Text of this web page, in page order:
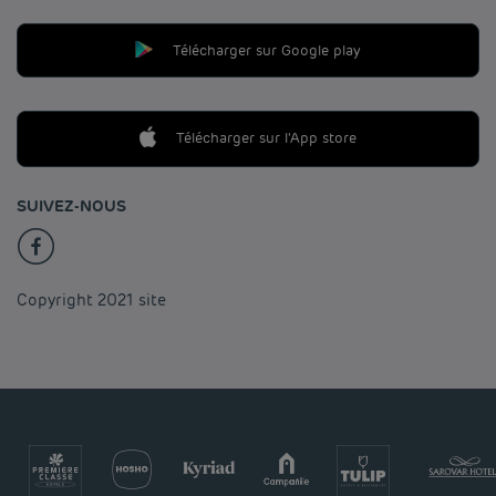
Télécharger sur Google play
Télécharger sur l'App store
SUIVEZ-NOUS
Copyright 2021 site